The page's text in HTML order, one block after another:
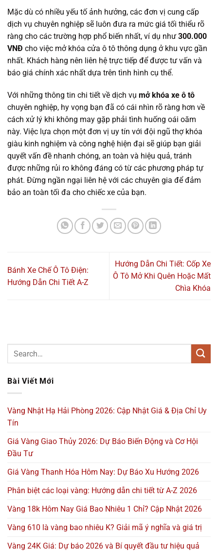
Mặc dù có nhiều yếu tố ảnh hưởng, các đơn vị cung cấp
dịch vụ chuyên nghiệp sẽ luôn đưa ra mức giá tối thiểu rõ
ràng cho các trường hợp phổ biến nhất, ví dụ như 300.000
VNĐ cho việc mở khóa cửa ô tô thông dụng ở khu vực gần
nhất. Khách hàng nên liên hệ trực tiếp để được tư vấn và
báo giá chính xác nhất dựa trên tình hình cụ thể.
Với những thông tin chi tiết về dịch vụ mở khóa xe ô tô
chuyên nghiệp, hy vọng bạn đã có cái nhìn rõ ràng hơn về
cách xử lý khi không may gặp phải tình huống oái oăm
này. Việc lựa chọn một đơn vị uy tín với đội ngũ thợ khóa
giàu kinh nghiệm và công nghệ hiện đại sẽ giúp bạn giải
quyết vấn đề nhanh chóng, an toàn và hiệu quả, tránh
được những rủi ro không đáng có từ các phương pháp tự
phát. Đừng ngần ngại liên hệ với các chuyên gia để đảm
bảo an toàn tối đa cho chiếc xe của bạn.
Bánh Xe Chế Ô Tô Điện:
Hướng Dẫn Chi Tiết A-Z
Hướng Dẫn Chi Tiết: Cốp Xe
Ô Tô Mở Khi Quên Hoặc Mất
Chìa Khóa
Bài Viết Mới
Vàng Nhật Hạ Hải Phòng 2026: Cập Nhật Giá & Địa Chỉ Uy
Tín
Giá Vàng Giao Thủy 2026: Dự Báo Biến Động và Cơ Hội
Đầu Tư
Giá Vàng Thanh Hóa Hôm Nay: Dự Báo Xu Hướng 2026
Phân biệt các loại vàng: Hướng dẫn chi tiết từ A-Z 2026
Vàng 18k Hôm Nay Giá Bao Nhiêu 1 Chỉ? Cập Nhật 2026
Vàng 610 là vàng bao nhiêu K? Giải mã ý nghĩa và giá trị
Vàng 24K Giá: Dự báo 2026 và Bí quyết đầu tư hiệu quả